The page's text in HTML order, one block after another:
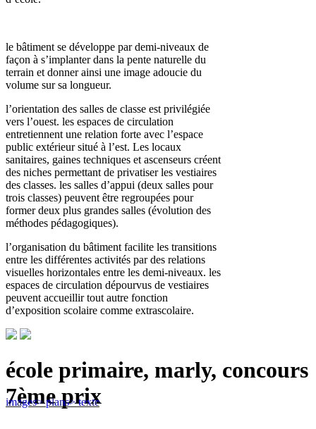
le bâtiment se développe par demi-niveaux de
façon à s’implanter dans la pente naturelle du
terrain et donner ainsi une image adoucie du
volume sur sa longueur.
l’orientation des salles de classe est privilégiée
vers l’ouest. les espaces de circulation
entretiennent une relation forte avec l’espace
public extérieur situé à l’est. Les locaux
sanitaires, gaines techniques et ascenseurs créent
des niches permettant de privatiser les vestiaires
des classes. les salles d’appui (deux salles pour
trois classes) peuvent être regroupées pour
former deux plus grandes salles (évolution des
méthodes pédagogiques).
l’organisation du bâtiment facilite les transitions
entre les différentes activités par des relations
visuelles horizontales entre les demi-niveaux. les
espaces de circulation dépourvus de vestiaires
peuvent accueillir tout autre fonction
d’exposition scolaire comme extrascolaire.
école primaire, marly, concours
7ème prix
images> plans> texte